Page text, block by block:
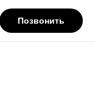
Позвонить